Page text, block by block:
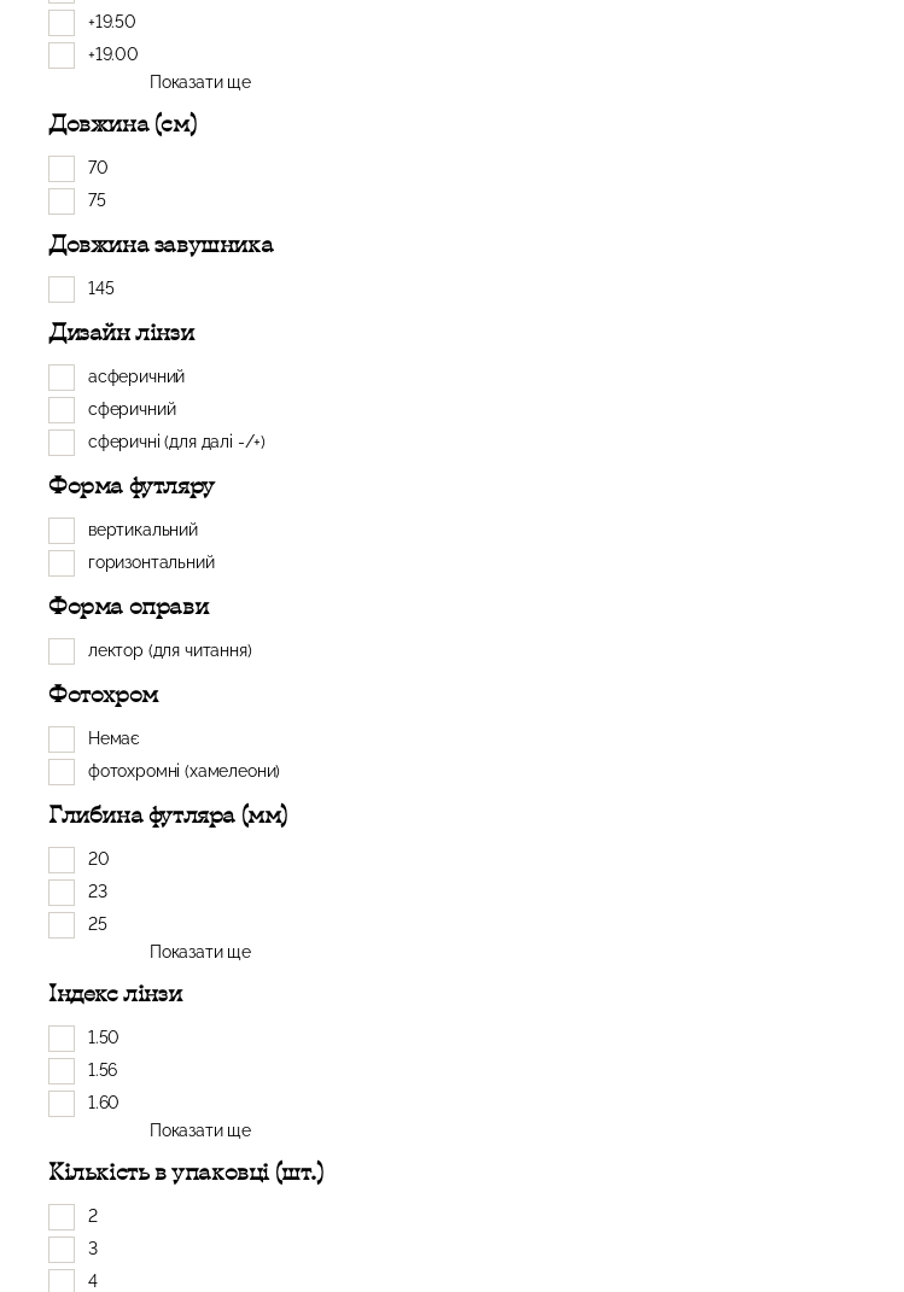
+19.50
+19.00
Показати ще
Довжина (см)
70
75
Довжина завушника
145
Дизайн лінзи
асферичний
сферичний
сферичні (для далі -/+)
Форма футляру
вертикальний
горизонтальний
Форма оправи
лектор (для читання)
Фотохром
Немає
фотохромні (хамелеони)
Глибина футляра (мм)
20
23
25
Показати ще
Індекс лінзи
1.50
1.56
1.60
Показати ще
Кількість в упаковці (шт.)
2
3
4